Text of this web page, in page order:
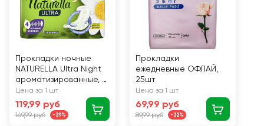
Прокладки ночные
NATURELLA Ultra Night
ароматизированные, с
крылышками, 7шт
Цена за 1 шт
119,99 руб
169,99 руб -29%
Прокладки
ежедневные ОФЛАЙ,
25шт
Цена за 1 шт
69,99 руб
89,99 руб -22%